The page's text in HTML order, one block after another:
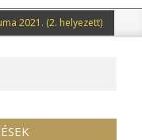
2021. (2. helyezett)